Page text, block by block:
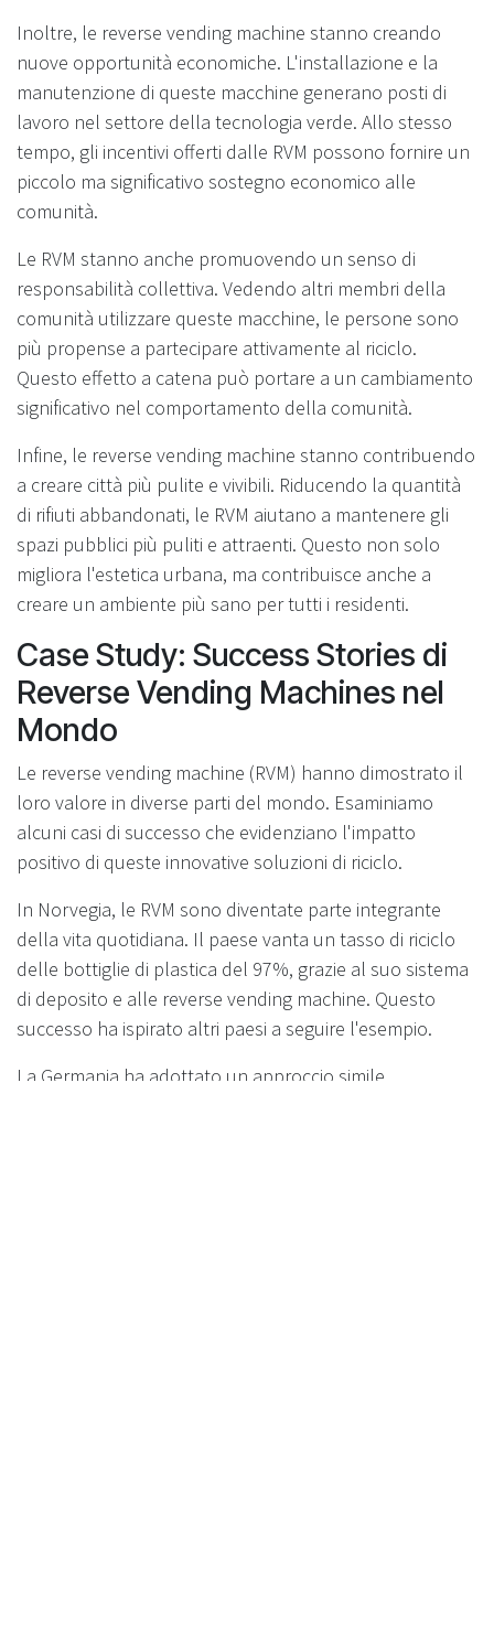
Inoltre, le reverse vending machine stanno creando
nuove opportunità economiche. L'installazione e la
manutenzione di queste macchine generano posti di
lavoro nel settore della tecnologia verde. Allo stesso
tempo, gli incentivi offerti dalle RVM possono fornire un
piccolo ma significativo sostegno economico alle
comunità.
Le RVM stanno anche promuovendo un senso di
responsabilità collettiva. Vedendo altri membri della
comunità utilizzare queste macchine, le persone sono
più propense a partecipare attivamente al riciclo.
Questo effetto a catena può portare a un cambiamento
significativo nel comportamento della comunità.
Infine, le reverse vending machine stanno contribuendo
a creare città più pulite e vivibili. Riducendo la quantità
di rifiuti abbandonati, le RVM aiutano a mantenere gli
spazi pubblici più puliti e attraenti. Questo non solo
migliora l'estetica urbana, ma contribuisce anche a
creare un ambiente più sano per tutti i residenti.
Case Study: Success Stories di
Reverse Vending Machines nel
Mondo
Le reverse vending machine (RVM) hanno dimostrato il
loro valore in diverse parti del mondo. Esaminiamo
alcuni casi di successo che evidenziano l'impatto
positivo di queste innovative soluzioni di riciclo.
In Norvegia, le RVM sono diventate parte integrante
della vita quotidiana. Il paese vanta un tasso di riciclo
delle bottiglie di plastica del 97%, grazie al suo sistema
di deposito e alle reverse vending machine. Questo
successo ha ispirato altri paesi a seguire l'esempio.
La Germania ha adottato un approccio simile,